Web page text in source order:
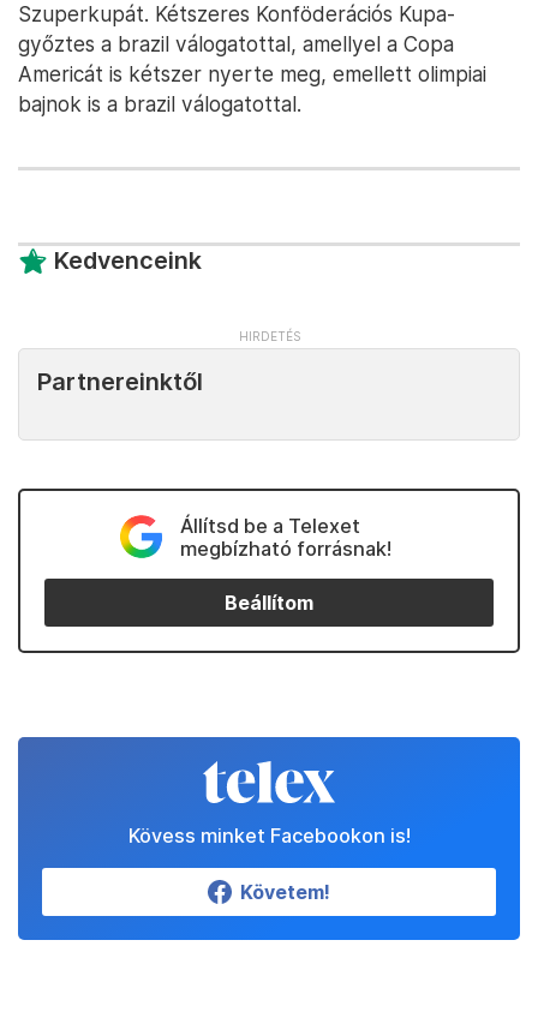
Szuperkupát. Kétszeres Konföderációs Kupa-
győztes a brazil válogatottal, amellyel a Copa
Americát is kétszer nyerte meg, emellett olimpiai
bajnok is a brazil válogatottal.
Kedvenceink
Partnereinktől
Állítsd be a Telexet
megbízható forrásnak!
Beállítom
Kövess minket Facebookon is!
Követem!